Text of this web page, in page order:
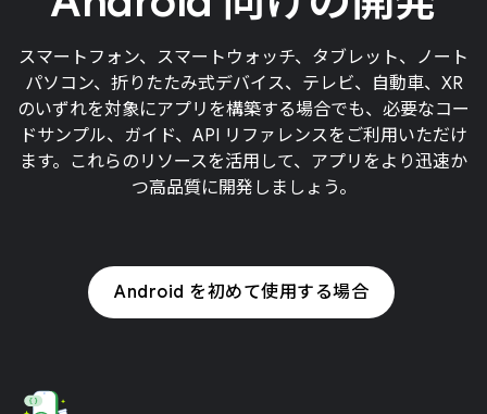
スマートフォン、スマートウォッチ、タブレット、ノート
パソコン、折りたたみ式デバイス、テレビ、自動車、XR
のいずれを対象にアプリを構築する場合でも、必要なコー
ドサンプル、ガイド、API リファレンスをご利用いただけ
ます。これらのリソースを活用して、アプリをより迅速か
つ高品質に開発しましょう。
Android を初めて使用する場合